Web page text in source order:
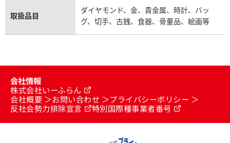
取扱品目
ダイヤモンド、金、貴金属、時計、バッ
グ、切手、古銭、食器、骨董品、絵画等
会社情報
株式会社いーふらん
会社概要
お問い合わせ
プライバシーポリシー
反社会勢力排除宣言
特別国際種事業者番号